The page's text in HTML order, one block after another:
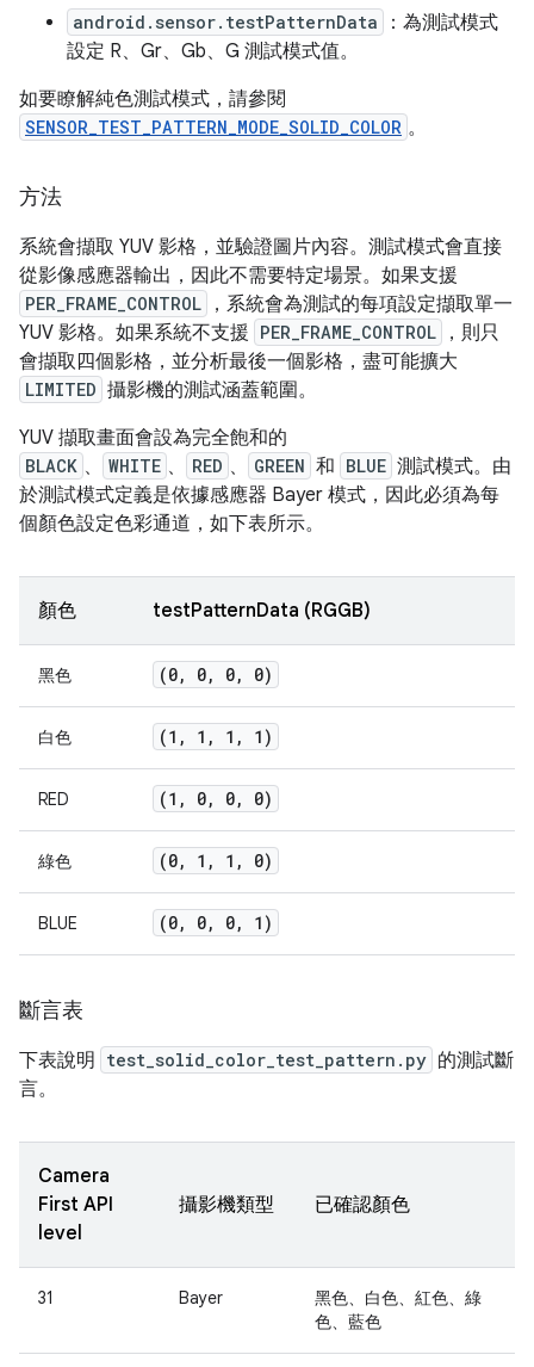
android.sensor.testPatternData
：為測試模式
設定 R、Gr、Gb、G 測試模式值。
如要瞭解純色測試模式，請參閱
SENSOR_TEST_PATTERN_MODE_SOLID_COLOR 。
方法
系統會擷取 YUV 影格，並驗證圖片內容。測試模式會直接
從影像感應器輸出，因此不需要特定場景。如果支援
PER_FRAME_CONTROL
，系統會為測試的每項設定擷取單一
YUV 影格。如果系統不支援 PER_FRAME_CONTROL
，則只
會擷取四個影格，並分析最後一個影格，盡可能擴大
LIMITED 攝影機的測試涵蓋範圍。
YUV 擷取畫面會設為完全飽和的
BLACK 、 WHITE 、 RED 、 GREEN 和 BLUE 測試模式。由
於測試模式定義是依據感應器 Bayer 模式，因此必須為每
個顏色設定色彩通道，如下表所示。
顏色 testPatternData (RGGB)
黑色 (0, 0, 0, 0)
白色 (1 , 1 , 1 , 1)
RED (1 , 0, 0, 0)
綠色 (0, 1 , 1 , 0)
BLUE (0, 0, 0, 1)
斷言表
下表說明 test_solid_color_test_pattern.py 的測試斷
言。
Camera
First API
level
攝影機類型 已確認顏色
31 Bayer
黑色、白色、紅色、綠
色、藍色